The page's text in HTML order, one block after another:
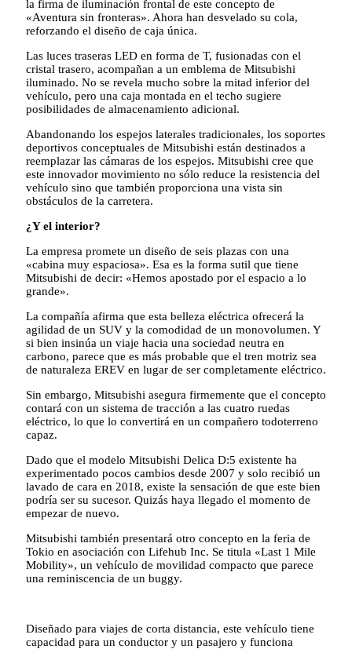
la firma de iluminación frontal de este concepto de
«Aventura sin fronteras». Ahora han desvelado su cola,
reforzando el diseño de caja única.
Las luces traseras LED en forma de T, fusionadas con el
cristal trasero, acompañan a un emblema de Mitsubishi
iluminado. No se revela mucho sobre la mitad inferior del
vehículo, pero una caja montada en el techo sugiere
posibilidades de almacenamiento adicional.
Abandonando los espejos laterales tradicionales, los soportes
deportivos conceptuales de Mitsubishi están destinados a
reemplazar las cámaras de los espejos. Mitsubishi cree que
este innovador movimiento no sólo reduce la resistencia del
vehículo sino que también proporciona una vista sin
obstáculos de la carretera.
¿Y el interior?
La empresa promete un diseño de seis plazas con una
«cabina muy espaciosa». Esa es la forma sutil que tiene
Mitsubishi de decir: «Hemos apostado por el espacio a lo
grande».
La compañía afirma que esta belleza eléctrica ofrecerá la
agilidad de un SUV y la comodidad de un monovolumen. Y
si bien insinúa un viaje hacia una sociedad neutra en
carbono, parece que es más probable que el tren motriz sea
de naturaleza EREV en lugar de ser completamente eléctrico.
Sin embargo, Mitsubishi asegura firmemente que el concepto
contará con un sistema de tracción a las cuatro ruedas
eléctrico, lo que lo convertirá en un compañero todoterreno
capaz.
Dado que el modelo Mitsubishi Delica D:5 existente ha
experimentado pocos cambios desde 2007 y solo recibió un
lavado de cara en 2018, existe la sensación de que este bien
podría ser su sucesor. Quizás haya llegado el momento de
empezar de nuevo.
Mitsubishi también presentará otro concepto en la feria de
Tokio en asociación con Lifehub Inc. Se titula «Last 1 Mile
Mobility», un vehículo de movilidad compacto que parece
una reminiscencia de un buggy.
Diseñado para viajes de corta distancia, este vehículo tiene
capacidad para un conductor y un pasajero y funciona